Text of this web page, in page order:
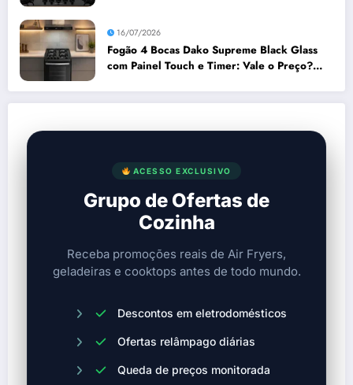
16/07/2026
Fogão 4 Bocas Dako Supreme Black Glass
com Painel Touch e Timer: Vale o Preço?
ACESSO EXCLUSIVO
Grupo de Ofertas de
Cozinha
Receba promoções reais de Air Fryers,
geladeiras e cooktops antes de todo mundo.
Descontos em eletrodomésticos
Ofertas relâmpago diárias
Queda de preços monitorada